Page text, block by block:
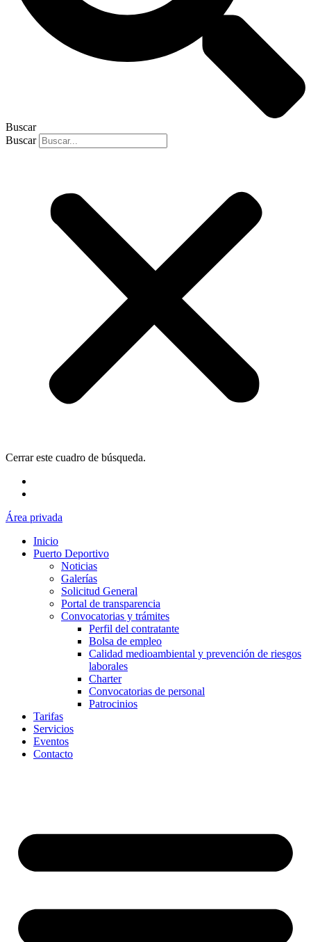
Buscar
Buscar
Cerrar este cuadro de búsqueda.
Área privada
Inicio
Puerto Deportivo
Noticias
Galerías
Solicitud General
Portal de transparencia
Convocatorias y trámites
Perfil del contratante
Bolsa de empleo
Calidad medioambiental y prevención de riesgos
laborales
Charter
Convocatorias de personal
Patrocinios
Tarifas
Servicios
Eventos
Contacto